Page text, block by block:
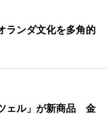
ンダ文化を多角的
ェル」が新商品 金